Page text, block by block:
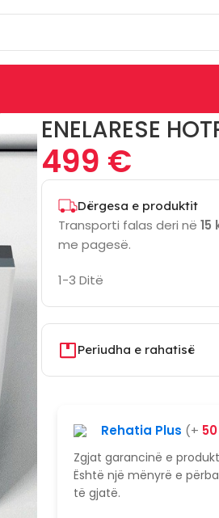
ENELARESE
499 €
Dërgesa e produktit
Transporti falas deri në 15
me pagesë.
1-3 Ditë
Periudha e rahatisë
Rehatia Plus (+ 50
Zgjat garancinë e
Është një mënyrë e
të gjatë.